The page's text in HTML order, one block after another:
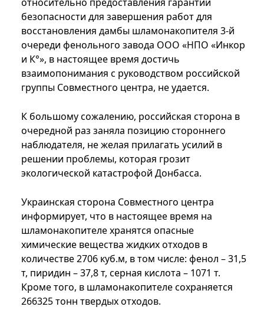
безопасности для завершения работ для
восстановления дамбы шламонакопителя 3-й
очереди фенольного завода ООО «НПО «Инкор
и К°», в настоящее время достичь
взаимопонимания с руководством российской
группы Совместного центра, не удается.
К большому сожалению, российская сторона в
очередной раз заняла позицию стороннего
наблюдателя, не желая прилагать усилий в
решении проблемы, которая грозит
экологической катастрофой Донбасса.
Украинская сторона Совместного центра
информирует, что в настоящее время на
шламонакопителе хранятся опасные
химические вещества жидких отходов в
количестве 2706 куб.м, в том числе: фенол – 31,5
т, пиридин – 37,8 т, серная кислота – 1071 т.
Кроме того, в шламонакопителе сохраняется
266325 тонн твердых отходов.